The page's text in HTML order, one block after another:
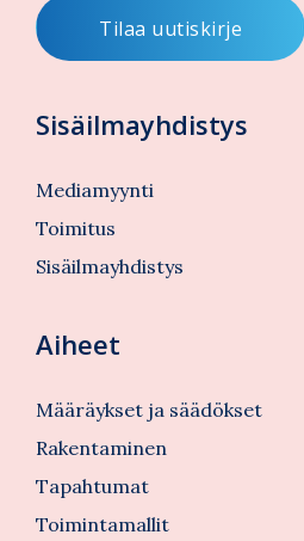
Sisäilmayhdistys
Mediamyynti
Toimitus
Sisäilmayhdistys
Aiheet
Määräykset ja säädökset
Rakentaminen
Tapahtumat
Toimintamallit